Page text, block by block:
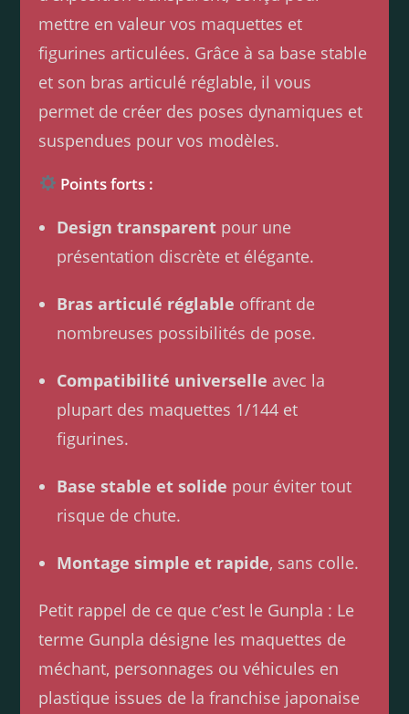
mettre en valeur vos maquettes et
figurines articulées. Grâce à sa base stable
et son bras articulé réglable, il vous
permet de créer des poses dynamiques et
suspendues pour vos modèles.
Points forts :
Design transparent pour une
présentation discrète et élégante.
Bras articulé réglable offrant de
nombreuses possibilités de pose.
Compatibilité universelle avec la
plupart des maquettes 1/144 et
figurines.
Base stable et solide pour éviter tout
risque de chute.
Montage simple et rapide, sans colle.
Petit rappel de ce que c’est le Gunpla : Le
terme Gunpla désigne les maquettes de
méchant, personnages ou véhicules en
plastique issues de la franchise japonaise